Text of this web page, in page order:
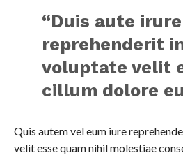
“Duis aute
reprehenderit
voluptate velit
cillum dolore
Quis autem vel eum iure
velit esse quam nihil molestiae